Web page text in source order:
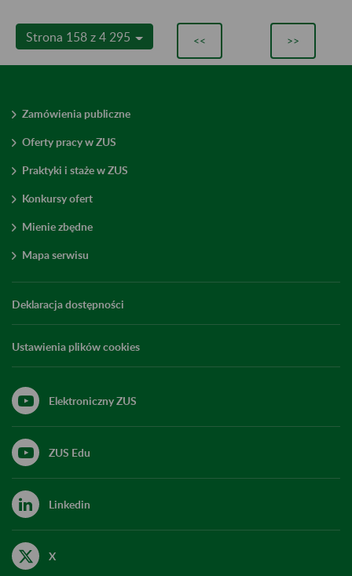
Strona 158 z 4 295 << >>
Zamówienia publiczne
Oferty pracy w ZUS
Praktyki i staże w ZUS
Konkursy ofert
Mienie zbędne
Mapa serwisu
Deklaracja dostępności
Ustawienia plików cookies
Elektroniczny ZUS
ZUS Edu
Linkedin
X